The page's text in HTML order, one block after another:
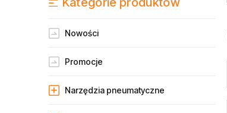
Narzędzia pneumatyczne
Nowości
Promocje